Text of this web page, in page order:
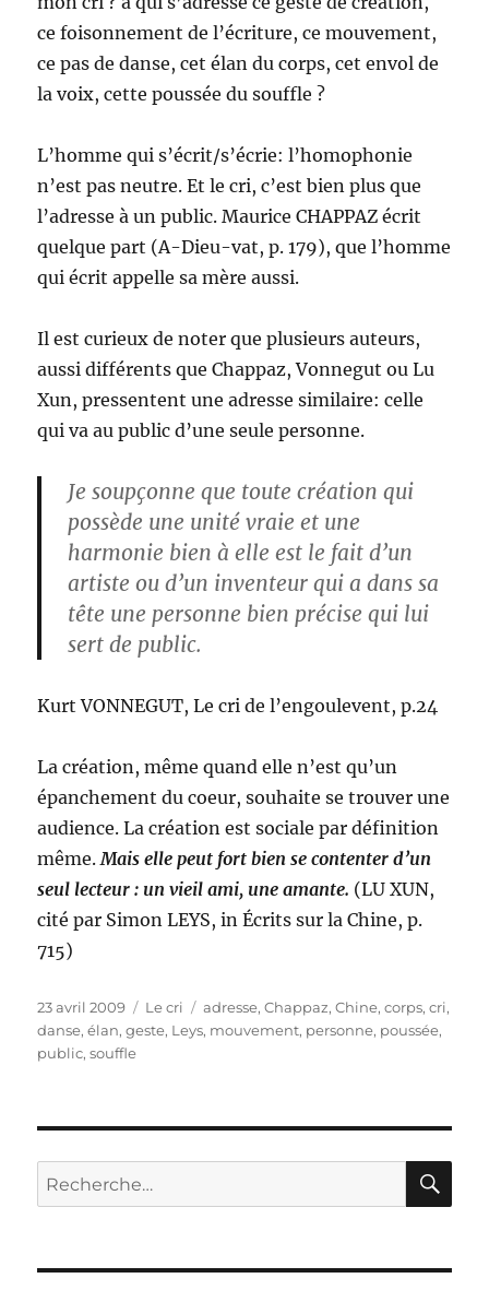
ce foisonnement de l’écriture, ce mouvement,
ce pas de danse, cet élan du corps, cet envol de
la voix, cette poussée du souffle ?
L’homme qui s’écrit/s’écrie: l’homophonie
n’est pas neutre. Et le cri, c’est bien plus que
l’adresse à un public. Maurice CHAPPAZ écrit
quelque part (A-Dieu-vat, p. 179), que l’homme
qui écrit appelle sa mère aussi.
Il est curieux de noter que plusieurs auteurs,
aussi différents que Chappaz, Vonnegut ou Lu
Xun, pressentent une adresse similaire: celle
qui va au public d’une seule personne.
Je soupçonne que toute création qui
possède une unité vraie et une
harmonie bien à elle est le fait d’un
artiste ou d’un inventeur qui a dans sa
tête une personne bien précise qui lui
sert de public.
Kurt VONNEGUT, Le cri de l’engoulevent, p.24
La création, même quand elle n’est qu’un
épanchement du coeur, souhaite se trouver une
audience. La création est sociale par définition
même.Mais elle peut fort bien se contenter d’un
seul lecteur : un vieil ami, une amante. (LU XUN,
cité par Simon LEYS, in Écrits sur la Chine, p.
715)
Publié
le
23 avril 2009 Catégories
Le cri Étiquettes
adresse,Chappaz,Chine,corps,cri,
danse,élan,geste, Leys, mouvement, personne, poussée,
public,souffle
Recherche
pour :